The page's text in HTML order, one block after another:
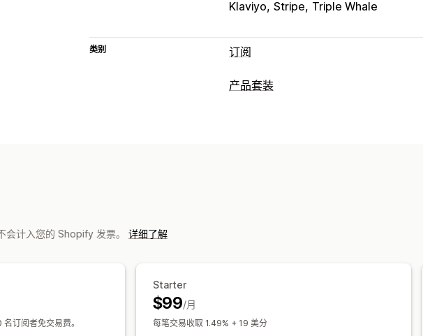
Klaviyo Stripe Triple Whale
类别 订阅
订阅类型
产品套装
会计入您的 Shopify 发票。 详细了解
订阅者免交易费。
Starter
$99/月
每笔交易收取 1.49% + 19 美分